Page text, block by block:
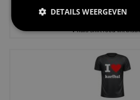
V-hals shirt rood wit
DETAILS WEERGEVEN